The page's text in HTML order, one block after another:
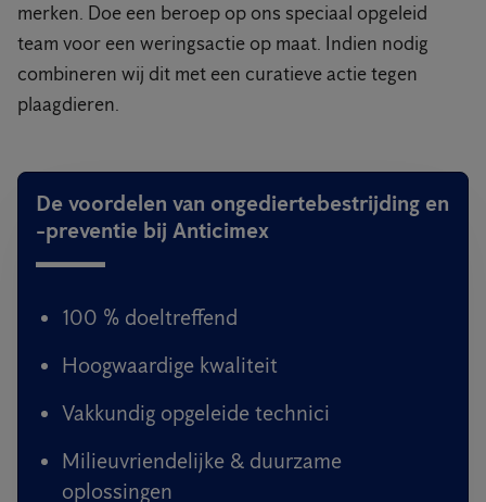
merken. Doe een beroep op ons speciaal opgeleid
team voor een weringsactie op maat. Indien nodig
combineren wij dit met een curatieve actie tegen
plaagdieren.
De voordelen van ongediertebestrijding en
-preventie bij Anticimex
100 % doeltreffend
Hoogwaardige kwaliteit
Vakkundig opgeleide technici
Milieuvriendelijke & duurzame
oplossingen